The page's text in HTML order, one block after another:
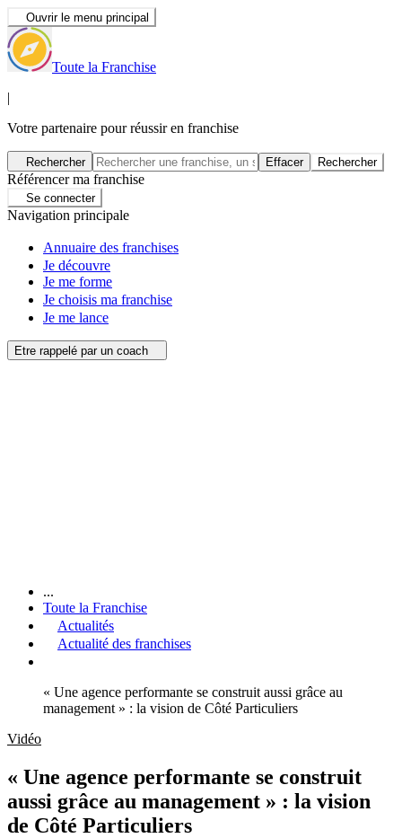
Ouvrir le menu principal
Toute la Franchise
|
Votre partenaire pour réussir en franchise
Rechercher Effacer Rechercher
Référencer ma franchise
Se connecter
Navigation principale
Annuaire des franchises
Je découvre
Je me forme
Je choisis ma franchise
Je me lance
Etre rappelé par un coach
...
Toute la Franchise
Actualités
Actualité des franchises
« Une agence performante se construit aussi grâce au
management » : la vision de Côté Particuliers
Vidéo
« Une agence performante se construit
aussi grâce au management » : la vision
de Côté Particuliers